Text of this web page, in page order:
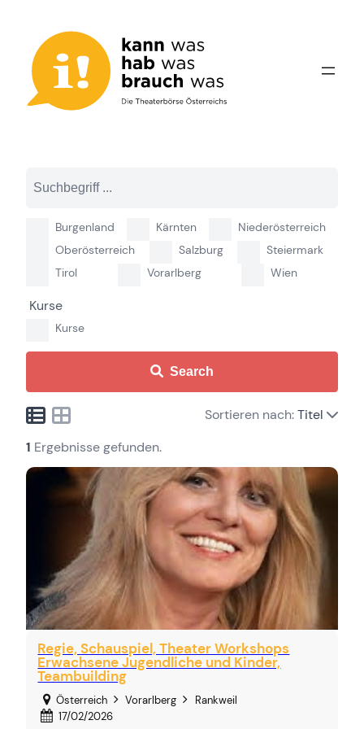
springen
Burgenland Kärnten
Niederösterreich
Oberösterreich
Salzburg
Steiermark
Tirol
Vorarlberg Wien
Kurse
Kurse
Search
Sortieren nach:Titel
1 Ergebnisse gefunden.
Regie, Schauspiel, Theater Workshops
Erwachsene Jugendliche und Kinder,
Teambuilding
Österreich Vorarlberg
Rankweil
17/02/2026